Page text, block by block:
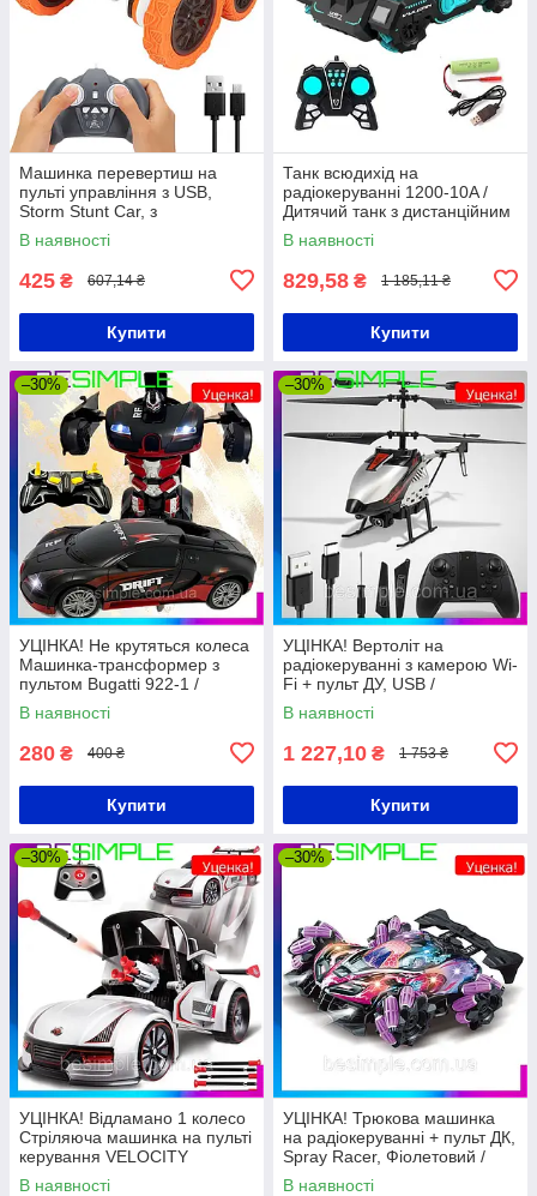
Машинка перевертиш на
пульті управління з USB,
Storm Stunt Car, з
підсвічуванням / Трюкова
машинка трансформер
В наявності
425 ₴ 607,14 ₴
Купити
Танк всюдихід на
радіокеруванні 1200-10A /
Дитячий танк з дистанційним
керуванням
В наявності
829,58 ₴ 1 185,11 ₴
Купити
–30%
УЦІНКА! Не крутяться колеса
Машинка-трансформер з
пультом Bugatti 922-1 /
Машинка на пульті
управління / Дитяча
В наявності
280 ₴ 400 ₴
Купити
–30%
УЦІНКА! Вертоліт на
радіокеруванні з камерою Wi-
Fi + пульт ДУ, USB /
Квадрокоптер / Вертоліт на
пульті / Іграшковий вертоліт
В наявності
1 227,10 ₴ 1 753 ₴
Купити
–30%
УЦІНКА! Відламано 1 колесо
Стріляюча машинка на пульті
керування VELOCITY
DEMON
В наявності
–30%
УЦІНКА! Трюкова машинка
на радіокеруванні + пульт ДК,
Spray Racer, Фіолетовий /
Радіокерована машинка
В наявності